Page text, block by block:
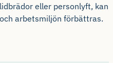
eller personlyft, kan
arbetsmiljön förbättras.